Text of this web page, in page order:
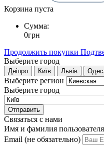
Корзина пуста
Сумма:
0грн
Продолжить покупки
Выберите город
Дніпро Київ Львів
Выберите регион
Выберите город
Отправить
Связаться с нами
Имя и фамилия пользователя
Email (не обязательно)